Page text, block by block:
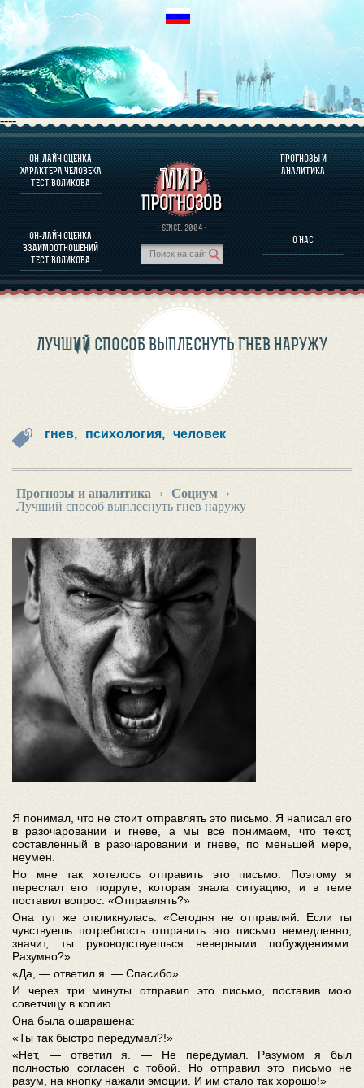
----
ОН-ЛАЙН ОЦЕНКА
ХАРАКТЕРА ЧЕЛОВЕКА
ТЕСТ ВОЛИКОВА
ОН-ЛАЙН ОЦЕНКА
ВЗАИМООТНОШЕНИЙ
ТЕСТ ВОЛИКОВА
· SINCE. 2004 ·
ПРОГНОЗЫ И
АНАЛИТИКА
О НАС
О ПРОГРАММЕ
ОЦЕНКА ХАРАКТЕРA ЧЕЛОВЕКА
ОЦЕНКА ХАРАКТЕРА ВЫДАЮЩИХСЯ ЛИЧНОСТЕЙ
О ПРОГРАММЕ
ПРОГНОЗЫ И АНАЛИТИКА
ЛУЧШИЙ СПОСОБ ВЫПЛЕСНУТЬ ГНЕВ НАРУЖУ
гнев, психология, человек
Прогнозы и аналитика › Социум
›
Лучший способ выплеснуть гнев наружу
Я понимал, что не стоит отправлять это письмо. Я написал его
в разочаровании и гневе, а мы все понимаем, что текст,
составленный в разочаровании и гневе, по меньшей мере,
неумен.
Но мне так хотелось отправить это письмо. Поэтому я
переслал его подруге, которая знала ситуацию, и в теме
поставил вопрос: «Отправлять?»
Она тут же откликнулась: «Сегодня не отправляй. Если ты
чувствуешь потребность отправить это письмо немедленно,
значит, ты руководствуешься неверными побуждениями.
Разумно?»
«Да, — ответил я. — Спасибо».
И через три минуты отправил это письмо, поставив мою
советчицу в копию.
Она была ошарашена:
«Ты так быстро передумал?!»
«Нет, — ответил я. — Не передумал. Разумом я был
полностью согласен с тобой. Но отправил это письмо не
разум, на кнопку нажали эмоции. И им стало так хорошо!»